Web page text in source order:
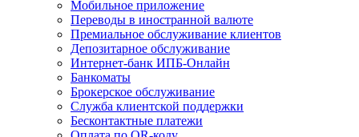
Мобильное приложение
Переводы в иностранной валюте
Премиальное обслуживание клиентов
Депозитарное обслуживание
Интернет-банк ИПБ-Онлайн
Банкоматы
Брокерское обслуживание
Служба клиентской поддержки
Бесконтактные платежи